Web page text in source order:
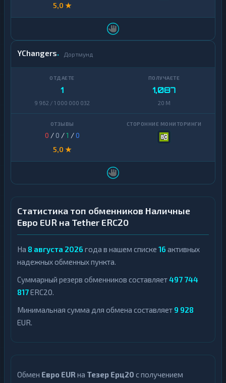
5,0 ★
YChangers Дортмунд
1
9 962 / 1 000 000 032
1,087
20 M
0 / 0 /1 /0
5,0 ★
Статистика топ обменников Наличные
Евро EUR на Tether ERC20
На 8 августа 2026 года в нашем списке 16 активных
надежных обменных пункта.
Суммарный резерв обменников составляет497 744
817ERC20.
Минимальная сумма для обмена составляет 9 928
EUR.
Обмен Евро EUR на Тезер Ерц20 с получением